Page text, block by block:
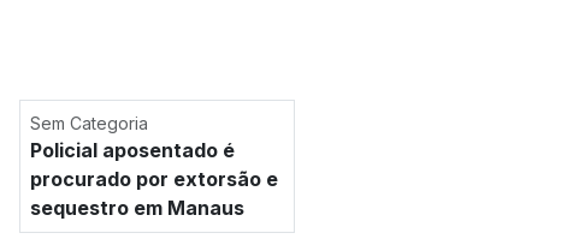
Sem Categoria
Policial aposentado é
procurado por extorsão e
sequestro em Manaus